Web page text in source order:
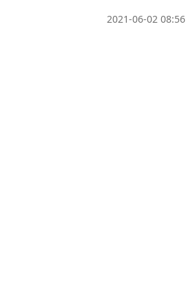
2021-06-02 08:56